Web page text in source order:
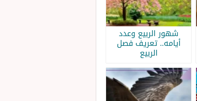
شهور الربيع وعدد
أيامه.. تعريف فصل
الربيع